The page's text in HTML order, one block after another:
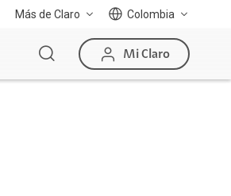
Más de Claro Colombia
Mi Claro